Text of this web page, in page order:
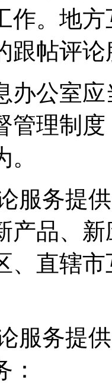
作。地
跟帖评
办公室
管理制
服务提
产品、
、直辖
服务提